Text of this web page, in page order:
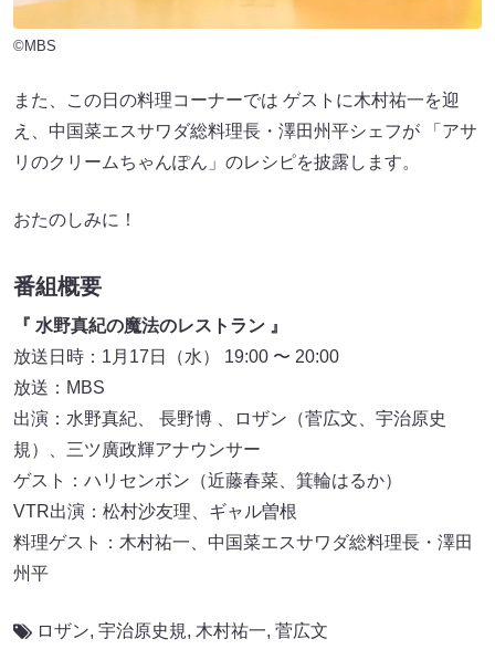
©MBS
また、この日の料理コーナーでは ゲストに木村祐一を迎
え、中国菜エスサワダ総料理長・澤田州平シェフが 「アサ
リのクリームちゃんぽん」のレシピを披露します。
おたのしみに！
番組概要
『 水野真紀の魔法のレストラン 』
放送日時：1月17日（水） 19:00 〜 20:00
放送：MBS
出演：水野真紀、 長野博 、ロザン（菅広文、宇治原史
規）、三ツ廣政輝アナウンサー
ゲスト：ハリセンボン（近藤春菜、箕輪はるか）
VTR出演：松村沙友理、ギャル曽根
料理ゲスト：木村祐一、中国菜エスサワダ総料理長・澤田
州平
ロザン, 宇治原史規, 木村祐一, 菅広文